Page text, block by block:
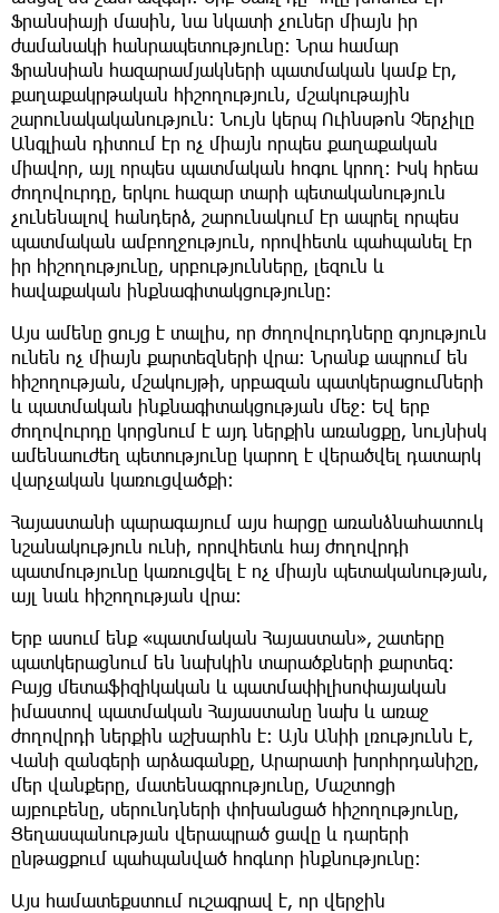
Ֆրանսիայի մասին, նա նկատի չուներ միայն իր
ժամանակի հանրապետությունը։ Նրա համար
Ֆրանսիան հազարամյակների պատմական կամք էր,
քաղաքակրթական հիշողություն, մշակութային
շարունակականություն։ Նույն կերպ Ուինսթոն Չերչիլը
Անգլիան դիտում էր ոչ միայն որպես քաղաքական
միավոր, այլ որպես պատմական հոգու կրող։ Իսկ հրեա
ժողովուրդը, երկու հազար տարի պետականություն
չունենալով հանդերձ, շարունակում էր ապրել որպես
պատմական ամբողջություն, որովհետև պահպանել էր
իր հիշողությունը, սրբությունները, լեզուն և
հավաքական ինքնագիտակցությունը։
Այս ամենը ցույց է տալիս, որ ժողովուրդները գոյություն
ունեն ոչ միայն քարտեզների վրա։ Նրանք ապրում են
հիշողության, մշակույթի, սրբազան պատկերացումների
և պատմական ինքնագիտակցության մեջ։ Եվ երբ
ժողովուրդը կորցնում է այդ ներքին առանցքը, նույնիսկ
ամենաուժեղ պետությունը կարող է վերածվել դատարկ
վարչական կառուցվածքի։
Հայաստանի պարագայում այս հարցը առանձնահատուկ
նշանակություն ունի, որովհետև հայ ժողովրդի
պատմությունը կառուցվել է ոչ միայն պետականության,
այլ նաև հիշողության վրա։
Երբ ասում ենք «պատմական Հայաստան», շատերը
պատկերացնում են նախկին տարածքների քարտեզ։
Բայց մետաֆիզիկական և պատմափիլիսոփայական
իմաստով պատմական Հայաստանը նախ և առաջ
ժողովրդի ներքին աշխարհն է։ Այն Անիի լռությունն է,
Վանի զանգերի արձագանքը, Արարատի խորհրդանիշը,
մեր վանքերը, մատենագրությունը, Մաշտոցի
այբուբենը, սերունդների փոխանցած հիշողությունը,
Ցեղասպանության վերապրած ցավը և դարերի
ընթացքում պահպանված հոգևոր ինքնությունը։
Այս համատեքստում ուշագրավ է, որ վերջին